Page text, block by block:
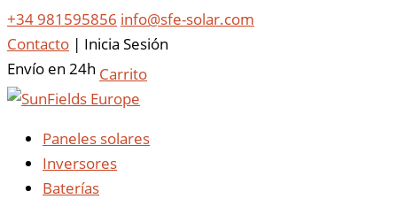
+34 981595856 info@sfe-solar.com
Contacto | Inicia Sesión
Envío en 24h Carrito
Paneles solares
Inversores
Baterías